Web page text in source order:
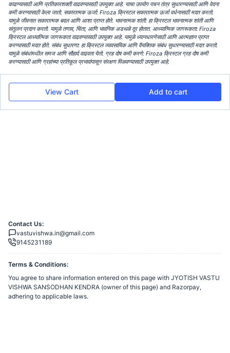
काढण्यासाठी आणि प्रतिकारशक्ती वाढवण्यासाठी उपयुक्त आहे. याचा उपयोग पचन तंत्र सुधारण्यासाठी आणि वेदना
कमी करण्यासाठी केला जातो. सकारात्मक ऊर्जा: Firoza क्रिस्टल सकारात्मक ऊर्जा वर्धनासाठी मदत करतो.
यामुळे जीवनात सकारात्मक बदल आणि आशा प्राप्त होते. भावनात्मक शांती: हा क्रिस्टल भावनात्मक शांती आणि
संतुलन प्रदान करतो. यामुळे तणाव, चिंता, आणि भावनिक अडथळे दूर होतात. आध्यात्मिक जागरूकता: Firoza
क्रिस्टल आध्यात्मिक जागरूकता वाढवण्यासाठी उपयुक्त आहे. यामुळे ध्यानधारणेसाठी आणि आत्मज्ञान प्राप्त
करण्यासाठी मदत होते. संबंध सुधारणा: हा क्रिस्टल व्यावसायिक आणि वैयक्तिक संबंध सुधारण्यासाठी मदत करतो.
यामुळे संबंधांमधील समज आणि सौहार्द वाढवता येतो. ग्रह दोष कमी करणे: Firoza क्रिस्टल ग्रह दोष कमी
करण्यासाठी आणि ग्रहांच्या प्रतिकूल प्रभावांपासून संरक्षण मिळवण्यासाठी उपयुक्त आहे.
View Cart Add to cart
Contact Us:
vastuvishwa.in@gmail.com
9145231189
Terms & Conditions:
You agree to share information entered on this page with JYOTISH VASTU
VISHWA SANSODHAN KENDRA (owner of this page) and Razorpay,
adhering to applicable laws.